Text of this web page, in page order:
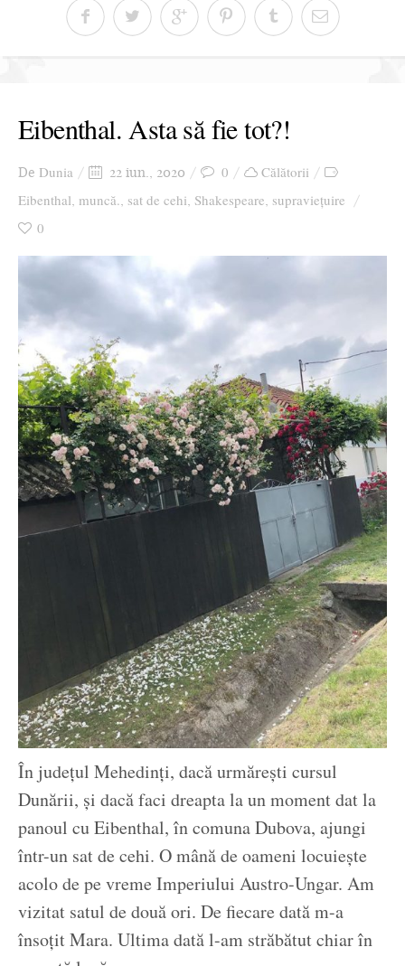
Eibenthal. Asta să fie tot?!
De Dunia 22 iun., 2020 0
Călătorii
Eibenthal, muncă., sat de cehi, Shakespeare, supraviețuire
0
În județul Mehedinți, dacă urmărești cursul
Dunării, și dacă faci dreapta la un moment dat la
panoul cu Eibenthal, în comuna Dubova, ajungi
într-un sat de cehi. O mână de oameni locuiește
acolo de pe vreme Imperiului Austro-Ungar. Am
vizitat satul de două ori. De fiecare dată m-a
însoțit Mara. Ultima dată l-am străbătut chiar în